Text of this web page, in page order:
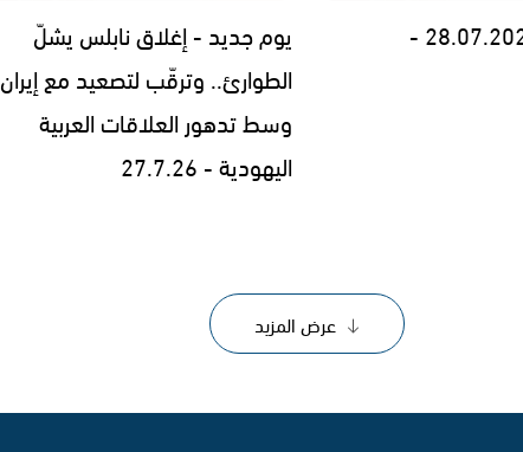
يوم جديد - إغلاق نابلس يشلّ
الطوارئ.. وترقّب لتصعيد مع إيران
وسط تدهور العلاقات العربية
اليهودية - 27.7.26
عرض المزيد